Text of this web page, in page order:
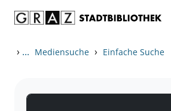
› ... Mediensuche › Einfache Suche